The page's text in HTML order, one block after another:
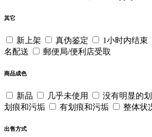
其它
新上架 真伪鉴定 1小时内结束
名配送
郵便局/便利店受取
商品成色
新品 几乎未使用 没有明显的
划痕和污垢
有划痕和污垢 整体状
出售方式